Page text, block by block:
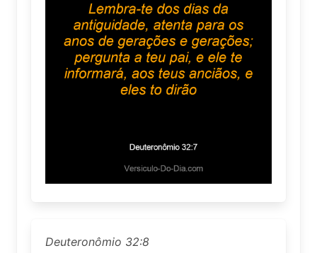
Deuteronômio 32:8